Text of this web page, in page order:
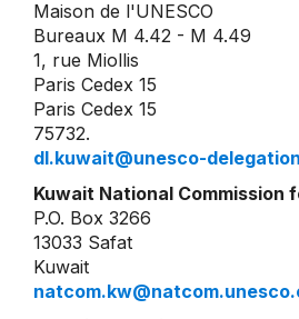
Maison de l'UNESCO
Bureaux M 4.42 - M 4.49
1, rue Miollis
Paris Cedex 15
Paris Cedex 15
75732.
dl.kuwait@unesco-
Kuwait National Commission
P.O. Box 3266
13033 Safat
Kuwait